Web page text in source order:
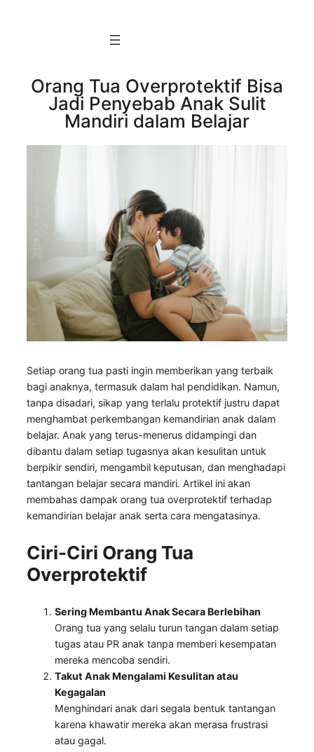
Orang Tua Overprotektif Bisa
Jadi Penyebab Anak Sulit
Mandiri dalam Belajar
Setiap orang tua pasti ingin memberikan yang terbaik
bagi anaknya, termasuk dalam hal pendidikan. Namun,
tanpa disadari, sikap yang terlalu protektif justru dapat
menghambat perkembangan kemandirian anak dalam
belajar. Anak yang terus-menerus didampingi dan
dibantu dalam setiap tugasnya akan kesulitan untuk
berpikir sendiri, mengambil keputusan, dan menghadapi
tantangan belajar secara mandiri. Artikel ini akan
membahas dampak orang tua overprotektif terhadap
kemandirian belajar anak serta cara mengatasinya.
Ciri-Ciri Orang Tua
Overprotektif
Sering Membantu Anak Secara Berlebihan
Orang tua yang selalu turun tangan dalam setiap
tugas atau PR anak tanpa memberi kesempatan
mereka mencoba sendiri.
Takut Anak Mengalami Kesulitan atau
Kegagalan
Menghindari anak dari segala bentuk tantangan
karena khawatir mereka akan merasa frustrasi
atau gagal.